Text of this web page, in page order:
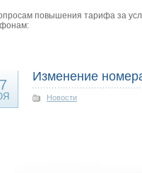
повышения тарифа за
Изменение
Новости